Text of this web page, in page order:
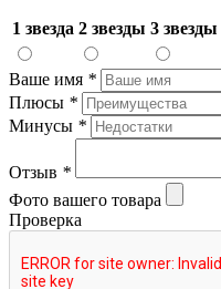
1 звезда 2 звезды 3 звезды
Ваше имя *
Плюсы *
Минусы *
Отзыв *
Фото вашего товара
Проверка